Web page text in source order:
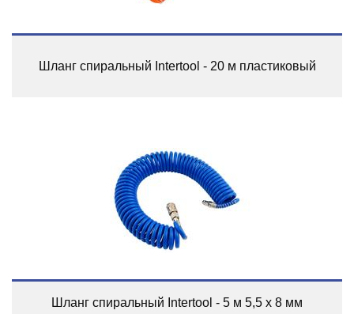
Шланг спиральный Intertool - 20 м пластиковый
Шланг спиральный Intertool - 5 м 5,5 х 8 мм